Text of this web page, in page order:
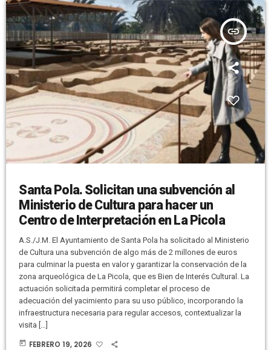
insert_link
Santa Pola. Solicitan una subvención al
Ministerio de Cultura para hacer un
Centro de Interpretación en La Picola
A.S./J.M. El Ayuntamiento de Santa Pola ha solicitado al Ministerio
de Cultura una subvención de algo más de 2 millones de euros
para culminar la puesta en valor y garantizar la conservación de la
zona arqueológica de La Picola, que es Bien de Interés Cultural. La
actuación solicitada permitirá completar el proceso de
adecuación del yacimiento para su uso público, incorporando la
infraestructura necesaria para regular accesos, contextualizar la
visita […]
today FEBRERO 19, 2026